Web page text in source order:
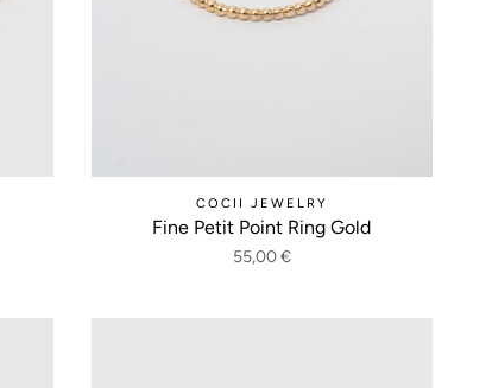
COCII JEWELRY
Fine Petit Point Ring Gold
55,00 €